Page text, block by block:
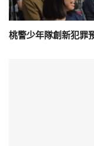
桃警少年隊創新犯罪